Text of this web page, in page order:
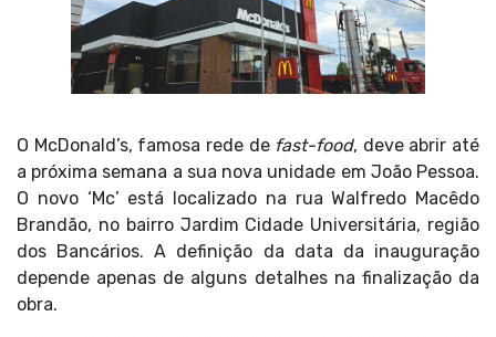
O McDonald’s, famosa rede de fast-food, deve abrir até
a próxima semana a sua nova unidade em João Pessoa.
O novo ‘Mc’ está localizado na rua Walfredo Macêdo
Brandão, no bairro Jardim Cidade Universitária, região
dos Bancários. A definição da data da inauguração
depende apenas de alguns detalhes na finalização da
obra.